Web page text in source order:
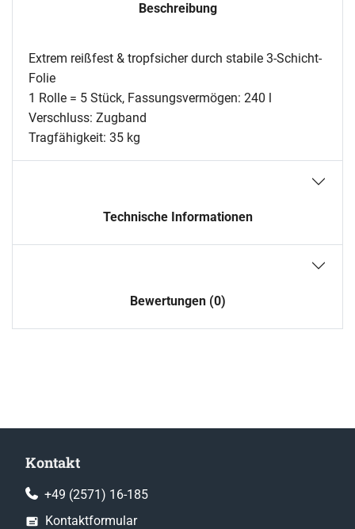
Beschreibung
Extrem reißfest & tropfsicher durch stabile 3-Schicht-
Folie
1 Rolle = 5 Stück, Fassungsvermögen: 240 l
Verschluss: Zugband
Tragfähigkeit: 35 kg
Technische Informationen
Bewertungen (0)
Kontakt
+49 (2571) 16-185
Kontaktformular